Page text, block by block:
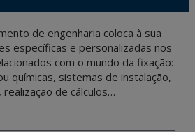
de engenharia coloca à sua
específicas e personalizadas nos
com o mundo da fixação:
químicas, sistemas de instalação,
realização de cálculos…